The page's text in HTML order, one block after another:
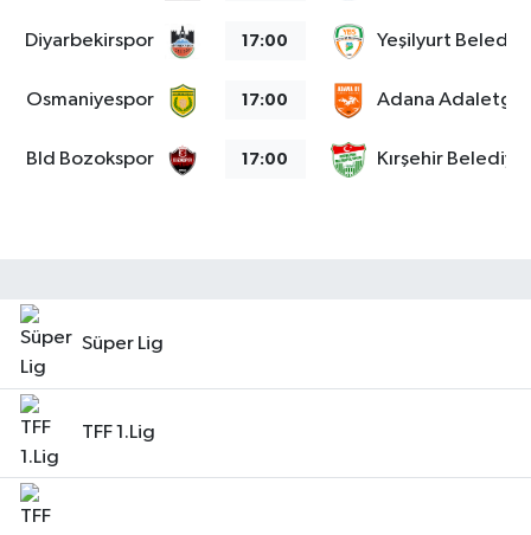
Diyarbekirspor 17:00 Yeşilyurt
Osmaniyespor 17:00 Adana
Bld Bozokspor 17:00 Kırşehir
Süper Lig
TFF 1.Lig